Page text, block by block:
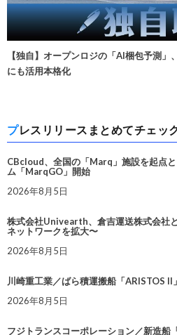
【独自】オープンロジの「AI梱包予測
にも活用本格化
プレスリリースまとめてチェッ
CBcloud、全国の「Marq」施設を起点
ム「MarqGO」開始
2026年8月5日
株式会社Univearth、倉吉運送株式会社
ネットワークを拡大〜
2026年8月5日
川崎重工業／ばら積運搬船「ARISTOS II
2026年8月5日
フジトランスコーポレーション／新造船